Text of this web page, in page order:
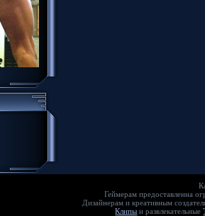
Геймерам предоставленна
Дизайнерам и креативным
Клипы и развлекательные